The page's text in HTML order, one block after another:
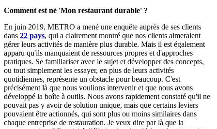
Comment est né 'Mon restaurant durable' ?
En juin 2019, METRO a mené une enquête auprès de ses clients
dans 22 pays, qui a clairement montré que nos clients aimeraient
gérer leurs activités de manière plus durable. Mais il est également
apparu qu'ils manquaient de ressources propres et d'approches
pratiques. Se familiariser avec le sujet et développer des concepts,
ou tout simplement les essayer, en plus de leurs activités
quotidiennes, représente un obstacle pour beaucoup. C'est
précisément là que nous voulions intervenir et que nous avons
développé la boîte à outils. Nous avons rapidement constaté qu'il ne
pouvait pas y avoir de solution unique, mais que certains leviers
pouvaient être actionnés, qui sont plus ou moins similaires dans
chaque entreprise de restauration. Je veux dire par là que la